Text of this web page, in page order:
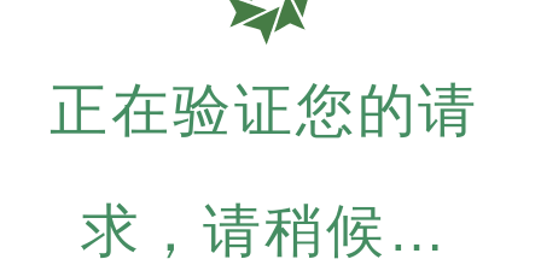
正在验证您的请
求，请稍候…